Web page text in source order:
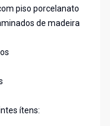
piso porcelanato
de madeira
ítens: